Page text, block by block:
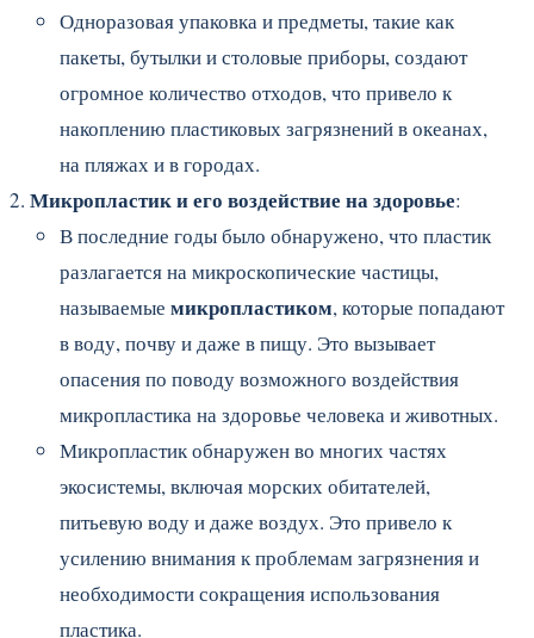
Одноразовая упаковка и предметы, такие как
пакеты, бутылки и столовые приборы, создают
огромное количество отходов, что привело к
накоплению пластиковых загрязнений в океанах,
на пляжах и в городах.
Микропластик и его воздействие на здоровье:
В последние годы было обнаружено, что пластик
разлагается на микроскопические частицы,
называемые микропластиком, которые попадают
в воду, почву и даже в пищу. Это вызывает
опасения по поводу возможного воздействия
микропластика на здоровье человека и животных.
Микропластик обнаружен во многих частях
экосистемы, включая морских обитателей,
питьевую воду и даже воздух. Это привело к
усилению внимания к проблемам загрязнения и
необходимости сокращения использования
пластика.